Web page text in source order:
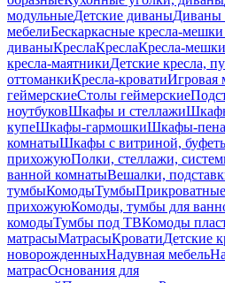
модульныеДетские диваныДиваны
мебелиБескаркасные кресла-
диваныКреслаКреслаКресла-
кресла-маятникиДетские кресла,
оттоманкиКресла-кроватиИгровая
геймерскиеСтолы геймерские
ноутбуковШкафы и стеллажи
купеШкафы-гармошкиШкафы-
комнатыШкафы с витриной,
прихожуюПолки, стеллажи,
ванной комнатыВешалки,
тумбыКомодыТумбы
прихожуюКомоды, тумбы для
комодыТумбы под ТВКомоды
матрасыМатрасыКроватиДетские
новорожденныхНадувная мебель
матрасОснования для